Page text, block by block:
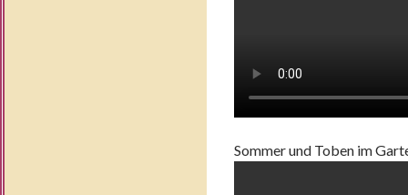
Sommer und Toben im